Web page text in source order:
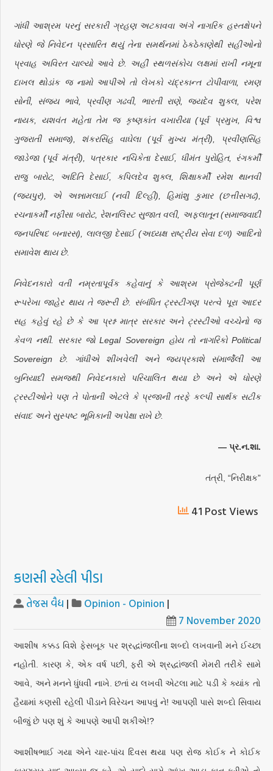
ગાંધી આશ્રમ પરનું સરકારી ગ્રહણ અટકાવવા અંગે નાગરિક હસ્તક્ષેપને
ધોરણે જે નિવેદન પ્રસારિત થયું તેના સમર્થનમાં ઠેકઠેકાણેથી સહીઓનો
પ્રવાહ અવિરત ચાલ્યો આવે છે. અહીં સ્થળસંકોચ લક્ષમાં રાખી નમૂના
દાખલ થોડાંક જ નામો આપીએ તો લેખકો ચંદ્રકાન્ત ટોપીવાળા, રમણ
સોની, સંજય ભાવે, પ્રવીણ ગઢવી, ભારતી રાણે, જયદેવ શુક્લ, પરેશ
નાયક, યશવંત મહેતા તેમ જ કૃષ્ણકાંત વખારીયા (પૂર્વ પ્રમુખ, વિશ્વ
ગુજરાતી સમાજ), શંકરસિંહ વાઘેલા (પૂર્વ મુખ્ય મંત્રી), પ્રવીણસિંહ
જાડેજા (પૂર્વ મંત્રી), પત્રકાર નચિકેતા દેસાઈ, ધીમંત પુરોહિત, રંગકર્મી
રાજુ બારોટ, અદિતિ દેસાઈ, કપિલદેવ શુક્લ, શિક્ષાકર્મી રમેશ થાનવી
(જયપુર), એ અન્નામલાઈ (નવી દિલ્હી), હિમાંશુ કુમાર (છત્તીસગઢ),
રચનાકર્મી નફીસા બારોટ, રેશનલિસ્ટ સુજાત વલી, અફલાતૂન (સમાજવાદી
જનપરિષદ બનારસ), લાલજી દેસાઈ (અધ્યક્ષ રાષ્ટ્રીય સેવા દળ) આદિનો
સમાવેશ થાય છે.
નિવેદનકારો વતી નમ્રતાપૂર્વક કહેવાનું કે આશ્રમ પ્રોજેક્ટની પૂર્ણ
રૂપરેખા જાહેર થાય તે જરૂરી છે. સંબંધિત ટ્રસ્ટીગણ પરત્વે પૂરા આદર
સહ કહેવું રહે છે કે આ પ્રશ્ન માત્ર સરકાર અને ટ્રસ્ટીઓ વચ્ચેનો જ
કેવળ નથી. સરકાર જો Legal Sovereign હોય તો નાગરિકો Political
Sovereign છે. ગાંધીએ શીખવેલી અને જયપ્રકાશે સંમાર્જેલી આ
બુનિયાદી સમજથી નિવેદનકારો પરિચાલિત થયા છે અને એ ધોરણે
ટ્રસ્ટીઓને પણ તે પોતાની એટલે કે પ્રજાની તરફે કલ્પી સાર્થક સટીક
સંવાદ અને સુસ્પષ્ટ ભૂમિકાની અપેક્ષા રાખે છે.
— પ્ર.ન.શા.
તંત્રી, “નિરીક્ષક”
41 Post Views
કણસી રહેલી પીડા
તેજસ વૈદ્ય | Opinion - Opinion |
7 November 2020
આશીષ કક્કડ વિશે ફેસબૂક પર શ્રદ્ધાંજલીના શબ્દો લખવાની મને ઈચ્છા
નહોતી. કારણ કે, એક વર્ષ પછી, ફરી એ શ્રદ્ધાંજલી મેમરી તરીકે સામે
આવે, અને મનને ધુંધવી નાખે. છતાં ય લખવી એટલા માટે પડી કે ક્યાંક તો
હૈયામાં કણસી રહેલી પીડાને વિરેચન આપવું ને! આપણી પાસે શબ્દો સિવાય
બીજું છે પણ શું કે આપણે આપી શકીએ!?
આશીષભાઈ ગયા એને ચાર-પાંચ દિવસ થયા પણ રોજ કોઈક ને કોઈક